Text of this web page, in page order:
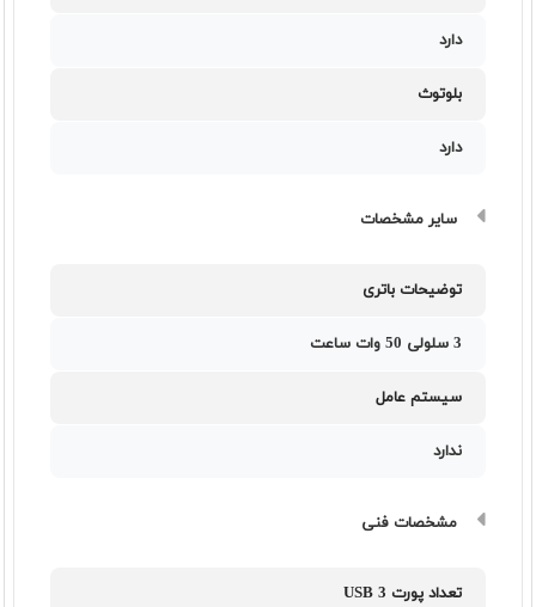
دارد
بلوتوث
دارد
سایر مشخصات
توضیحات باتری
3 سلولی 50 وات ساعت
سیستم عامل
ندارد
مشخصات فنی
تعداد پورت USB 3